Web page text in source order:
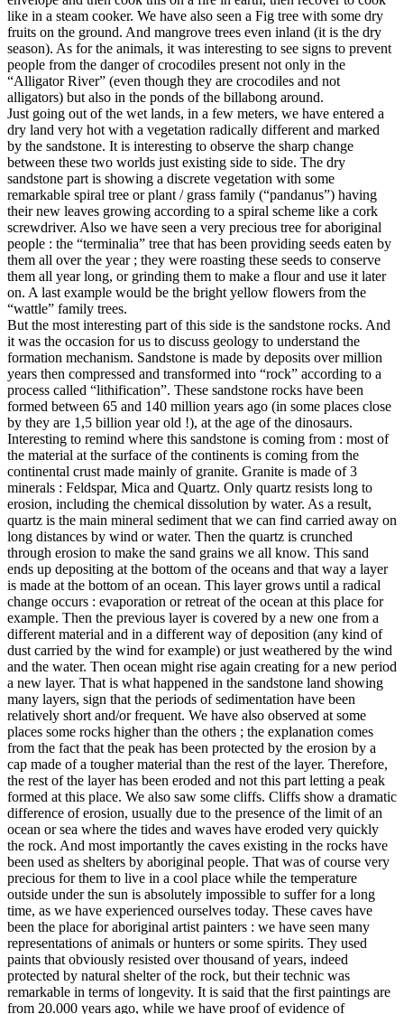
like in a steam cooker. We have also seen a Fig tree with some dry
fruits on the ground. And mangrove trees even inland (it is the dry
season). As for the animals, it was interesting to see signs to prevent
people from the danger of crocodiles present not only in the
“Alligator River” (even though they are crocodiles and not
alligators) but also in the ponds of the billabong around.
Just going out of the wet lands, in a few meters, we have entered a
dry land very hot with a vegetation radically different and marked
by the sandstone. It is interesting to observe the sharp change
between these two worlds just existing side to side. The dry
sandstone part is showing a discrete vegetation with some
remarkable spiral tree or plant / grass family (“pandanus”) having
their new leaves growing according to a spiral scheme like a cork
screwdriver. Also we have seen a very precious tree for aboriginal
people : the “terminalia” tree that has been providing seeds eaten by
them all over the year ; they were roasting these seeds to conserve
them all year long, or grinding them to make a flour and use it later
on. A last example would be the bright yellow flowers from the
“wattle” family trees.
But the most interesting part of this side is the sandstone rocks. And
it was the occasion for us to discuss geology to understand the
formation mechanism. Sandstone is made by deposits over million
years then compressed and transformed into “rock” according to a
process called “lithification”. These sandstone rocks have been
formed between 65 and 140 million years ago (in some places close
by they are 1,5 billion year old !), at the age of the dinosaurs.
Interesting to remind where this sandstone is coming from : most of
the material at the surface of the continents is coming from the
continental crust made mainly of granite. Granite is made of 3
minerals : Feldspar, Mica and Quartz. Only quartz resists long to
erosion, including the chemical dissolution by water. As a result,
quartz is the main mineral sediment that we can find carried away on
long distances by wind or water. Then the quartz is crunched
through erosion to make the sand grains we all know. This sand
ends up depositing at the bottom of the oceans and that way a layer
is made at the bottom of an ocean. This layer grows until a radical
change occurs : evaporation or retreat of the ocean at this place for
example. Then the previous layer is covered by a new one from a
different material and in a different way of deposition (any kind of
dust carried by the wind for example) or just weathered by the wind
and the water. Then ocean might rise again creating for a new period
a new layer. That is what happened in the sandstone land showing
many layers, sign that the periods of sedimentation have been
relatively short and/or frequent. We have also observed at some
places some rocks higher than the others ; the explanation comes
from the fact that the peak has been protected by the erosion by a
cap made of a tougher material than the rest of the layer. Therefore,
the rest of the layer has been eroded and not this part letting a peak
formed at this place. We also saw some cliffs. Cliffs show a dramatic
difference of erosion, usually due to the presence of the limit of an
ocean or sea where the tides and waves have eroded very quickly
the rock. And most importantly the caves existing in the rocks have
been used as shelters by aboriginal people. That was of course very
precious for them to live in a cool place while the temperature
outside under the sun is absolutely impossible to suffer for a long
time, as we have experienced ourselves today. These caves have
been the place for aboriginal artist painters : we have seen many
representations of animals or hunters or some spirits. They used
paints that obviously resisted over thousand of years, indeed
protected by natural shelter of the rock, but their technic was
remarkable in terms of longevity. It is said that the first paintings are
from 20.000 years ago, while we have proof of evidence of